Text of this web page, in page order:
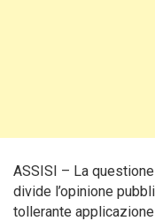
ASSISI – La
divide l’opinione
tollerante